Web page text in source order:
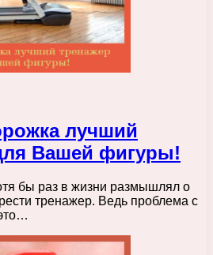
лучший
Вашей фигуры!
бы раз в жизни размышлял о
тренажер. Ведь проблема с